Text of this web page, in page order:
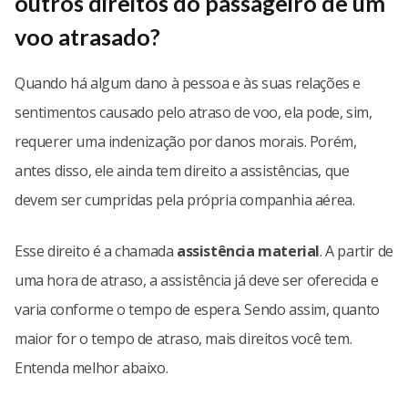
voo atrasado?
Quando há algum dano à pessoa e às suas relações e
sentimentos causado pelo atraso de voo, ela pode, sim,
requerer uma indenização por danos morais. Porém,
antes disso, ele ainda tem direito a assistências, que
devem ser cumpridas pela própria companhia aérea.
Esse direito é a chamada assistência material. A partir de
uma hora de atraso, a assistência já deve ser oferecida e
varia conforme o tempo de espera. Sendo assim, quanto
maior for o tempo de atraso, mais direitos você tem.
Entenda melhor abaixo.